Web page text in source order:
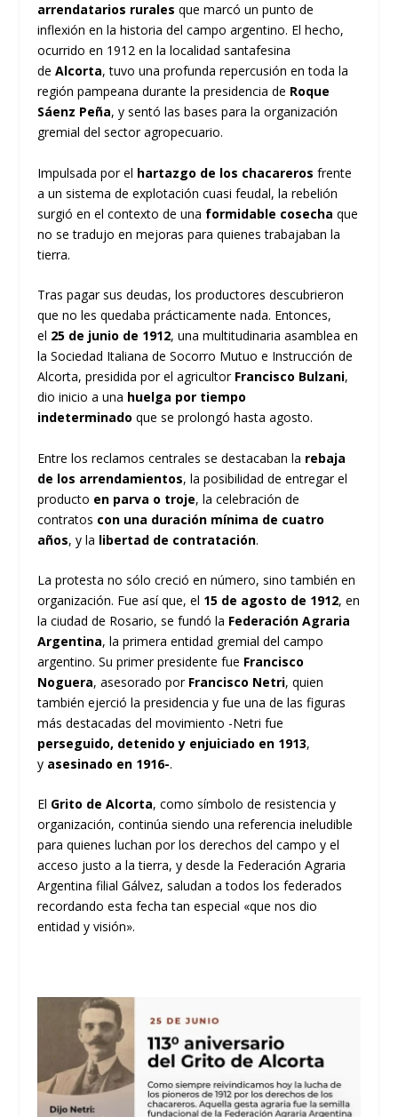
arrendatarios rurales que marcó un punto de
inflexión en la historia del campo argentino. El hecho,
ocurrido en 1912 en la localidad santafesina
deAlcorta, tuvo una profunda repercusión en toda la
región pampeana durante la presidencia de Roque
Sáenz Peña, y sentó las bases para la organización
gremial del sector agropecuario.
Impulsada por el hartazgo de los chacareros frente
a un sistema de explotación cuasi feudal, la rebelión
surgió en el contexto de una formidable cosecha que
no se tradujo en mejoras para quienes trabajaban la
tierra.
Tras pagar sus deudas, los productores descubrieron
que no les quedaba prácticamente nada. Entonces,
el 25 de junio de 1912, una multitudinaria asamblea en
la Sociedad Italiana de Socorro Mutuo e Instrucción de
Alcorta, presidida por el agricultor Francisco Bulzani,
dio inicio a una huelga por tiempo
indeterminado que se prolongó hasta agosto.
Entre los reclamos centrales se destacaban la rebaja
de los arrendamientos, la posibilidad de entregar el
producto en parva o troje, la celebración de
contratos con una duración mínima de cuatro
años, y la libertad de contratación.
La protesta no sólo creció en número, sino también en
organización. Fue así que, el 15 de agosto de 1912, en
la ciudad de Rosario, se fundó la Federación Agraria
Argentina, la primera entidad gremial del campo
argentino. Su primer presidente fue Francisco
Noguera, asesorado por Francisco Netri, quien
también ejerció la presidencia y fue una de las figuras
más destacadas del movimiento -Netri fue
perseguido, detenido y enjuiciado en 1913,
y asesinado en 1916-.
El Grito de Alcorta, como símbolo de resistencia y
organización, continúa siendo una referencia ineludible
para quienes luchan por los derechos del campo y el
acceso justo a la tierra, y desde la Federación Agraria
Argentina filial Gálvez, saludan a todos los federados
recordando esta fecha tan especial «que nos dio
entidad y visión».